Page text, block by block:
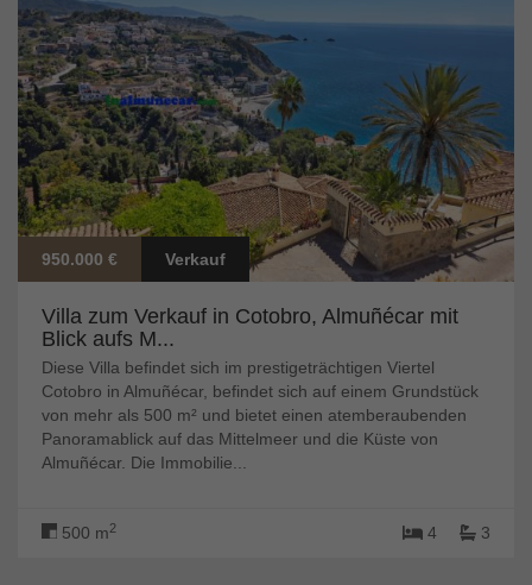
950.000 € Verkauf
Villa zum Verkauf in Cotobro, Almuñécar mit
Blick aufs M...
Diese Villa befindet sich im prestigeträchtigen Viertel
Cotobro in Almuñécar, befindet sich auf einem Grundstück
von mehr als 500 m² und bietet einen atemberaubenden
Panoramablick auf das Mittelmeer und die Küste von
Almuñécar. Die Immobilie...
500 m2 4 3